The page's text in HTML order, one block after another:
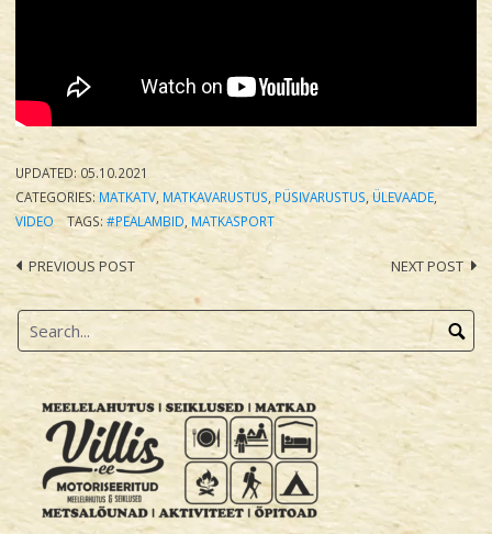
UPDATED: 05.10.2021
CATEGORIES: MATKATV MATKAVARUSTUS PÜSIVARUSTUS ,ÜLEVAADE
VIDEO
TAGS: #PEALAMBID MATKASPORT
Post
navigation
PREVIOUS POST NEXT POST